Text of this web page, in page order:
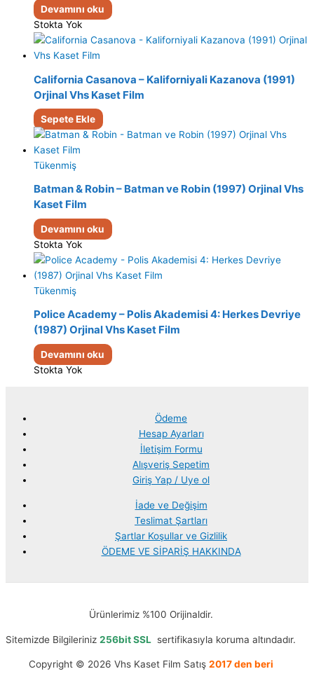
Devamını oku
Stokta Yok
California Casanova – Kaliforniyali Kazanova (1991)
Orjinal Vhs Kaset Film
Sepete Ekle
Tükenmiş
Batman & Robin – Batman ve Robin (1997) Orjinal Vhs
Kaset Film
Devamını oku
Stokta Yok
Tükenmiş
Police Academy – Polis Akademisi 4: Herkes Devriye
(1987) Orjinal Vhs Kaset Film
Devamını oku
Stokta Yok
Ödeme
Hesap Ayarları
İletişim Formu
Alışveriş Sepetim
Giriş Yap / Uye ol
İade ve Değişim
Teslimat Şartları
Şartlar Koşullar ve Gizlilik
ÖDEME VE SİPARİŞ HAKKINDA
Ürünlerimiz %100 Orijinaldir.
Sitemizde Bilgileriniz 256bit SSL sertifikasıyla koruma altındadır.
Copyright © 2026 Vhs Kaset Film Satış 2017 den beri